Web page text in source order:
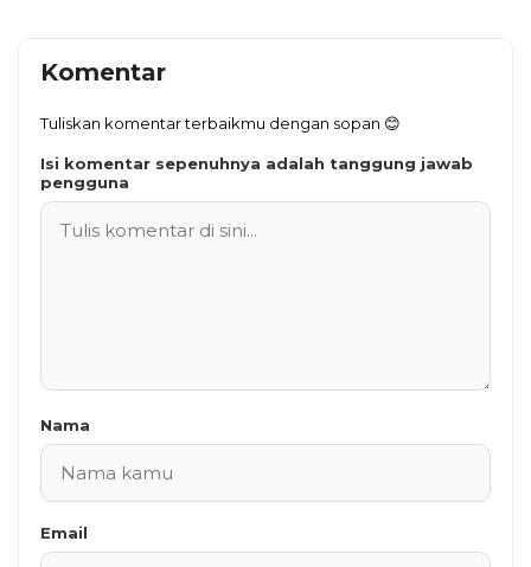
Komentar
Tuliskan komentar terbaikmu dengan sopan 😊
Isi komentar sepenuhnya adalah tanggung jawab
pengguna
Nama
Email